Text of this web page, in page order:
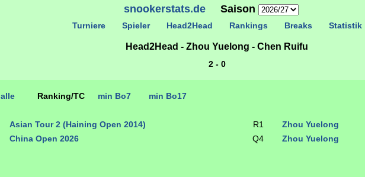
snookerstats.deSaison
Turniere Spieler Head2Head Rankings Breaks Statistik
Head2Head - Zhou Yuelong - Chen Ruifu
alle Ranking/TC min Bo7 min Bo17
Asian Tour 2 (Haining Open 2014) R1 Zhou Yuelong
China Open 2026 Q4 Zhou Yuelong
2 - 0